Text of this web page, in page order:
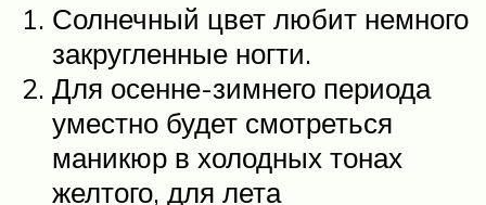
Солнечный цвет любит немного
закругленные ногти.
Для осенне-зимнего периода
уместно будет смотреться
маникюр в холодных тонах
желтого, для лета